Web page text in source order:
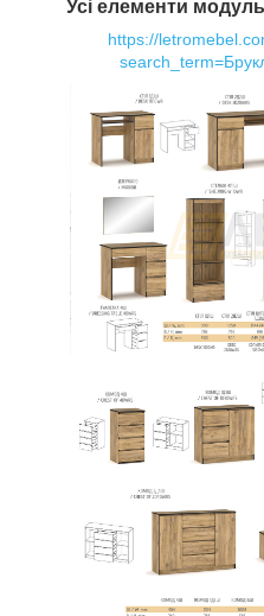
Усі елементи
https://